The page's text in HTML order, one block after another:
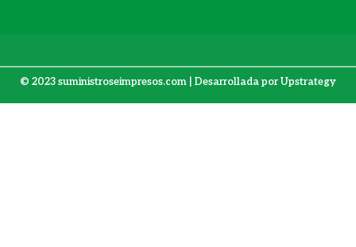
© 2023 suministroseimpresos.com | Desarrollada porUpstrategy